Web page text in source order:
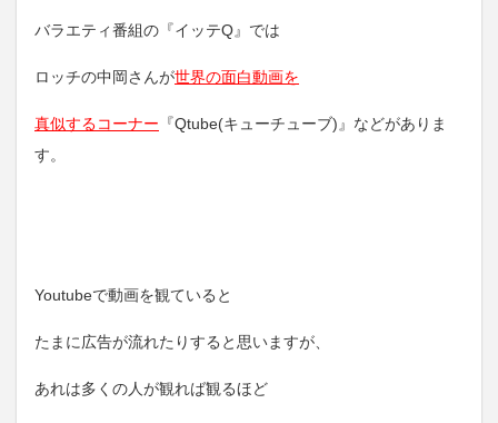
バラエティ番組の『イッテQ』では
ロッチの中岡さんが世界の面白動画を
真似するコーナー 『Qtube(キューチューブ)』などがありま
す。
Youtubeで動画を観ていると
たまに広告が流れたりすると思いますが、
あれは多くの人が観れば観るほど